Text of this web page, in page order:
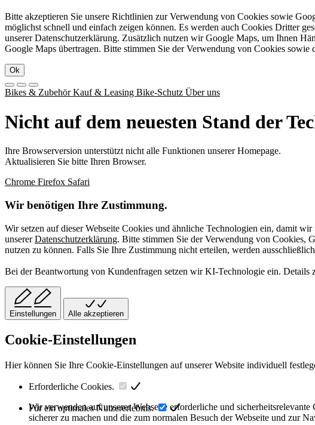
Bitte akzeptieren Sie unsere Richtlinien zur Verwendung von Cookies sowie
möglichst schnell und einfach zeigen können. Es werden auch Cookies Dritter
unserer Datenschutzerklärung. Zusätzlich nutzen wir Google Maps, um Ihnen
Google Maps übertragen. Bitte stimmen Sie der Verwendung von Cookies
Ok
Bikes & ZubehörKauf & Leasing Bike-Schutz Über uns
Nicht auf dem neuesten Stand der
Ihre Browserversion unterstützt nicht alle Funktionen unserer Homepage.
Aktualisieren Sie bitte Ihren Browser.
Chrome Firefox Safari
Wir benötigen Ihre Zustimmung.
Wir setzen auf dieser Webseite Cookies und ähnliche Technologien ein, damit
unsererDatenschutzerklärung. Bitte stimmen Sie der Verwendung von Cookies,
nutzen zu können. Falls Sie Ihre Zustimmung nicht erteilen, werden
Bei der Beantwortung von Kundenfragen setzen wir KI-Technologie ein. Details
Einstellungen Alle akzeptieren
Cookie-Einstellungen
Hier können Sie Ihre Cookie-Einstellungen auf unserer Website individuell
Erforderliche Cookies.
Wir verwenden auf unserer Webseite erforderliche und
sicherer zu machen und die zum normalen Besuch der Webseite und zur
Für ein optimales Nutzererlebnis.